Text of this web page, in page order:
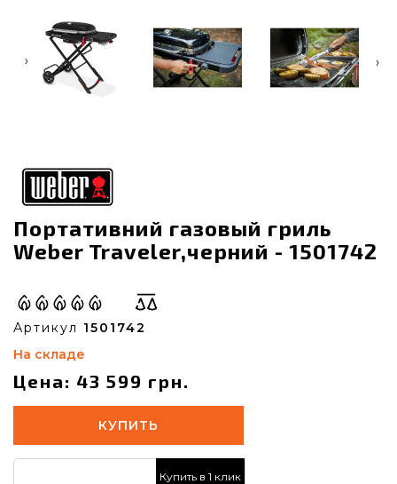
‹ ›
Портативний газовый гриль
Weber Traveler,черний - 1501742
Артикул 1501742
На складе
Цена: 43 599 грн.
КУПИТЬ
Купить в 1 клик